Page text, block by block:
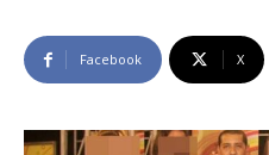
Facebook X